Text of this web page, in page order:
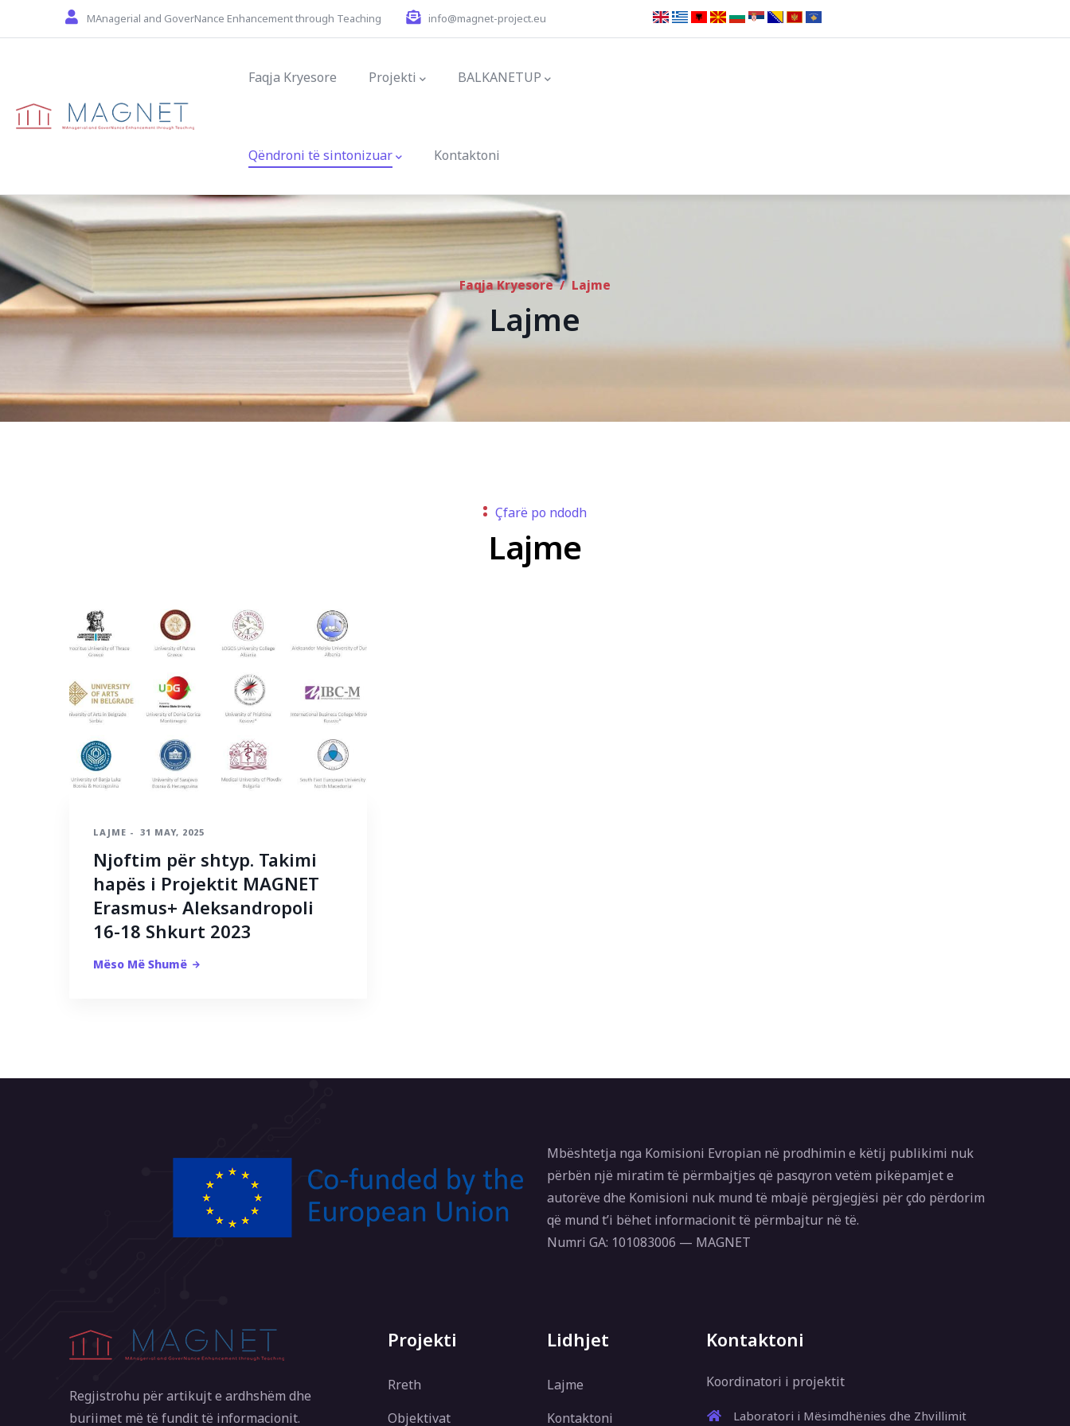
Skip to main contentMAnagerial and GoverNance Enhancement through Teaching info@magnet-project.eu
Faqja Kryesore Projekti BALKANETUP
Qëndroni të sintonizuar Kontaktoni
Faqja Kryesore/ Lajme
Lajme
Çfarë po ndodh
Lajme
LAJME - 31 MAY, 2025
Njoftim për shtyp. Takimi
hapës i Projektit MAGNET
Erasmus+ Aleksandropoli
16-18 Shkurt 2023
Mëso Më Shumë
Mbështetja nga Komisioni Evropian në prodhimin e këtij publikimi nuk
përbën një miratim të përmbajtjes që pasqyron vetëm pikëpamjet e
autorëve dhe Komisioni nuk mund të mbajë përgjegjësi për çdo përdorim
që mund t’i bëhet informacionit të përmbajtur në të.
Numri GA: 101083006 — MAGNET
Regjistrohu për artikujt e ardhshëm dhe
buriimet më të fundit të informacionit.
Projekti
Rreth
Objektivat
Lidhjet
Lajme
Kontaktoni
Kontaktoni
Koordinatori i projektit
Laboratori i Mësimdhënies dhe Zhvillimit